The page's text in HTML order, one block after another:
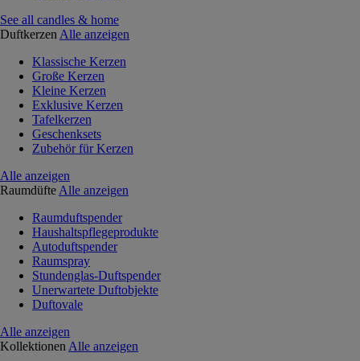
See all candles & home
Duftkerzen Alle anzeigen
Klassische Kerzen
Große Kerzen
Kleine Kerzen
Exklusive Kerzen
Tafelkerzen
Geschenksets
Zubehör für Kerzen
Alle anzeigen
Raumdüfte Alle anzeigen
Raumduftspender
Haushaltspflegeprodukte
Autoduftspender
Raumspray
Stundenglas-Duftspender
Unerwartete Duftobjekte
Duftovale
Alle anzeigen
Kollektionen Alle anzeigen